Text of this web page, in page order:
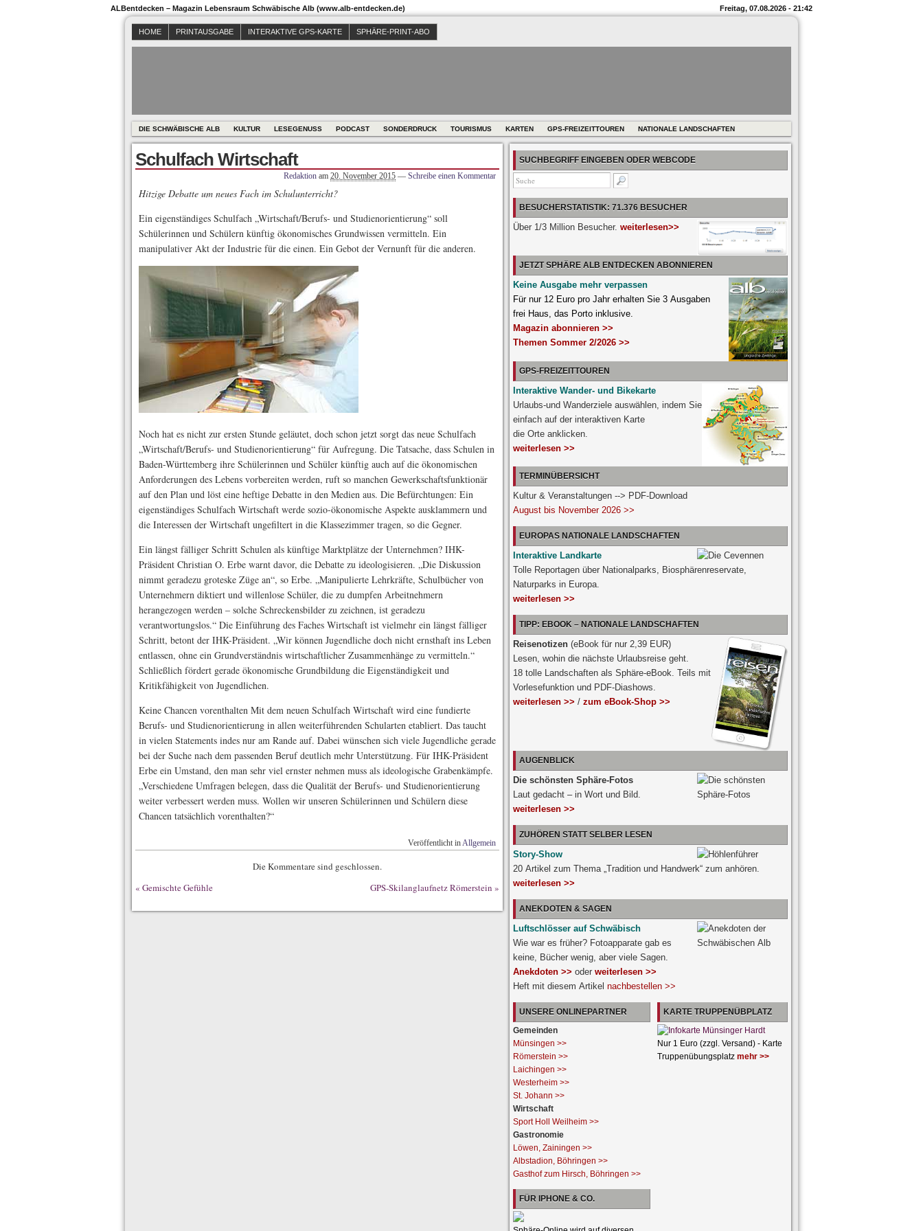
ALBentdecken – Magazin Lebensraum Schwäbische Alb (www.alb-entdecken.de) Freitag, 07.08.2026 - 21:42
HOME PRINTAUSGABE INTERAKTIVE GPS-KARTE SPHÄRE-PRINT-ABO
DIE SCHWÄBISCHE ALB KULTUR LESEGENUSS PODCAST SONDERDRUCK TOURISMUS KARTEN GPS-FREIZEITTOUREN NATIONALE LANDSCHAFTEN
Schulfach Wirtschaft
Redaktion am 20. November 2015 — Schreibe einen Kommentar
Hitzige Debatte um neues Fach im Schulunterricht?
Ein eigenständiges Schulfach „Wirtschaft/Berufs- und Studienorientierung“ soll
Schülerinnen und Schülern künftig ökonomisches Grundwissen vermitteln. Ein
manipulativer Akt der Industrie für die einen. Ein Gebot der Vernunft für die anderen.
Noch hat es nicht zur ersten Stunde geläutet, doch schon jetzt sorgt das neue Schulfach
„Wirtschaft/Berufs- und Studienorientierung“ für Aufregung. Die Tatsache, dass Schulen in
Baden-Württemberg ihre Schülerinnen und Schüler künftig auch auf die ökonomischen
Anforderungen des Lebens vorbereiten werden, ruft so manchen Gewerkschaftsfunktionär
auf den Plan und löst eine heftige Debatte in den Medien aus. Die Befürchtungen: Ein
eigenständiges Schulfach Wirtschaft werde sozio-ökonomische Aspekte ausklammern und
die Interessen der Wirtschaft ungefiltert in die Klassezimmer tragen, so die Gegner.
Ein längst fälliger Schritt Schulen als künftige Marktplätze der Unternehmen? IHK-
Präsident Christian O. Erbe warnt davor, die Debatte zu ideologisieren. „Die Diskussion
nimmt geradezu groteske Züge an“, so Erbe. „Manipulierte Lehrkräfte, Schulbücher von
Unternehmern diktiert und willenlose Schüler, die zu dumpfen Arbeitnehmern
herangezogen werden – solche Schreckensbilder zu zeichnen, ist geradezu
verantwortungslos.“ Die Einführung des Faches Wirtschaft ist vielmehr ein längst fälliger
Schritt, betont der IHK-Präsident. „Wir können Jugendliche doch nicht ernsthaft ins Leben
entlassen, ohne ein Grundverständnis wirtschaftlicher Zusammenhänge zu vermitteln.“
Schließlich fördert gerade ökonomische Grundbildung die Eigenständigkeit und
Kritikfähigkeit von Jugendlichen.
Keine Chancen vorenthalten Mit dem neuen Schulfach Wirtschaft wird eine fundierte
Berufs- und Studienorientierung in allen weiterführenden Schularten etabliert. Das taucht
in vielen Statements indes nur am Rande auf. Dabei wünschen sich viele Jugendliche gerade
bei der Suche nach dem passenden Beruf deutlich mehr Unterstützung. Für IHK-Präsident
Erbe ein Umstand, den man sehr viel ernster nehmen muss als ideologische Grabenkämpfe.
„Verschiedene Umfragen belegen, dass die Qualität der Berufs- und Studienorientierung
weiter verbessert werden muss. Wollen wir unseren Schülerinnen und Schülern diese
Chancen tatsächlich vorenthalten?“
Veröffentlicht inAllgemein
Die Kommentare sind geschlossen.
« Gemischte Gefühle GPS-Skilanglaufnetz Römerstein »
SUCHBEGRIFF EINGEBEN ODER WEBCODE
BESUCHERSTATISTIK: 71.376 BESUCHER
Über 1/3 Million Besucher. weiterlesen>>
JETZT SPHÄRE ALB ENTDECKEN ABONNIEREN
Keine Ausgabe mehr verpassen
Für nur 12 Euro pro Jahr erhalten Sie 3 Ausgaben
frei Haus, das Porto inklusive.
Magazin abonnieren >>
Themen Sommer 2/2026 >>
GPS-FREIZEITTOUREN
Interaktive Wander- und Bikekarte
Urlaubs-und Wanderziele auswählen, indem Sie
einfach auf der interaktiven Karte
die Orte anklicken.
weiterlesen >>
TERMINÜBERSICHT
Kultur & Veranstaltungen --> PDF-Download
August bis November 2026 >>
EUROPAS NATIONALE LANDSCHAFTEN
Interaktive Landkarte
Tolle Reportagen über Nationalparks, Biosphärenreservate,
Naturparks in Europa.
weiterlesen >>
TIPP: EBOOK – NATIONALE LANDSCHAFTEN
Reisenotizen (eBook für nur 2,39 EUR)
Lesen, wohin die nächste Urlaubsreise geht.
18 tolle Landschaften als Sphäre-eBook. Teils mit
Vorlesefunktion und PDF-Diashows.
weiterlesen >> / zum eBook-Shop >>
AUGENBLICK
Die schönsten Sphäre-Fotos
Laut gedacht – in Wort und Bild.
weiterlesen >>
ZUHÖREN STATT SELBER LESEN
Story-Show
20 Artikel zum Thema „Tradition und Handwerk“ zum anhören.
weiterlesen >>
ANEKDOTEN & SAGEN
Luftschlösser auf Schwäbisch
Wie war es früher? Fotoapparate gab es
keine, Bücher wenig, aber viele Sagen.
Anekdoten >> oder weiterlesen >>
Heft mit diesem Artikel nachbestellen >>
UNSERE ONLINEPARTNER
Gemeinden
Münsingen >>
Römerstein >>
Laichingen >>
Westerheim >>
St. Johann >>
Wirtschaft
Sport Holl Weilheim >>
Gastronomie
Löwen, Zainingen >>
Albstadion, Böhringen >>
Gasthof zum Hirsch, Böhringen >>
FÜR IPHONE & CO.
KARTE TRUPPENÜBPLATZ
Nur 1 Euro (zzgl. Versand) - Karte
Truppenübungsplatz mehr >>